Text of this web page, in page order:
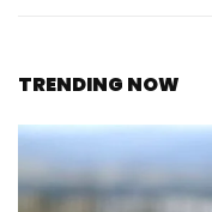
TRENDING NOW